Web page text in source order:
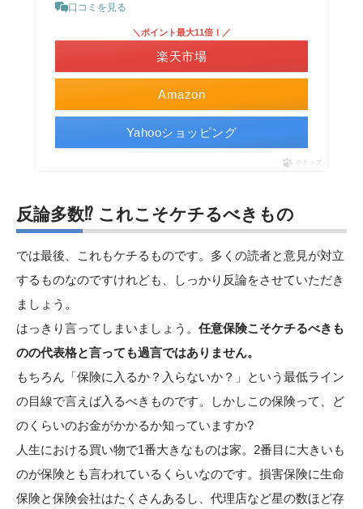
口コミを見る
Amazon
＼ポイント最大11倍！／
楽天市場
Yahooショッピング
ポチップ
反論多数⁉ これこそケチるべきもの
では最後、これもケチるものです。多くの読者と意見が対立
するものなのですけれども、しっかり反論をさせていただき
ましょう。
はっきり言ってしまいましょう。 任意保険こそケチるべきも
のの代表格と言っても過言ではありません。
もちろん「保険に入るか？入らないか？」という最低ライン
の目線で言えば入るべきものです。しかしこの保険って、ど
のくらいのお金がかかるか知っていますか?
人生における買い物で1番大きなものは家。2番目に大きいも
のが保険とも言われているくらいなのです。損害保険に生命
保険と保険会社はたくさんあるし、代理店など星の数ほど存